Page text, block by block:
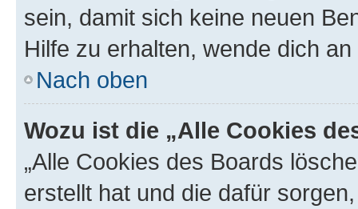
sein, damit sich keine neuen
Hilfe zu erhalten, wende dich
Nach oben
Wozu ist die „Alle Cookies
„Alle Cookies des Boards
erstellt hat und die dafür